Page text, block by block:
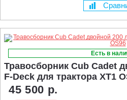
Есть в
Травосборник Cub Cadet
F-Deck для трактора XT1
45 500 р.